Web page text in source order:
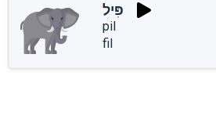
פִּיל
pil
fil